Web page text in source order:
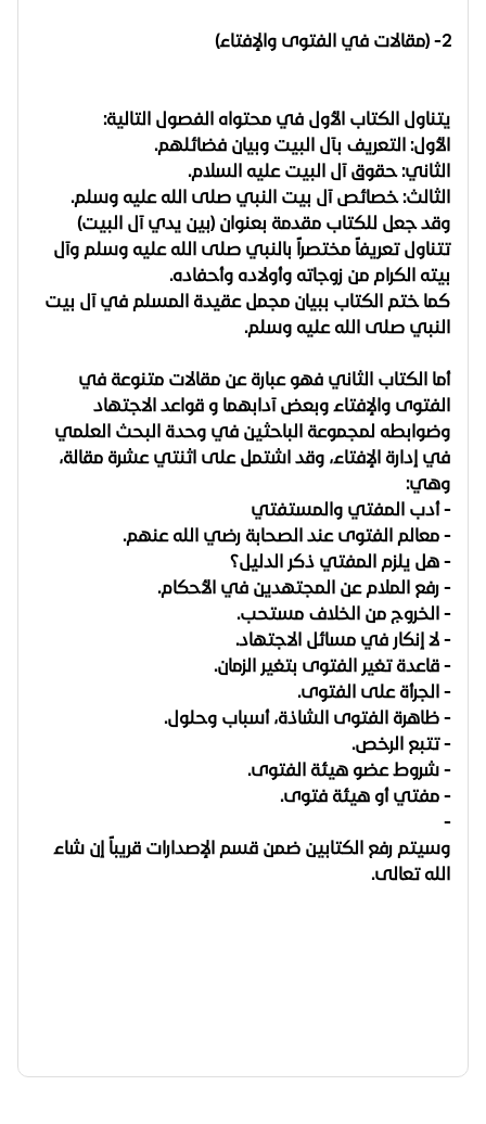
2- (مقالات في الفتوى والإفتاء)
يتناول الكتاب الأول في محتواه الفصول التالية:
الأول: التعريف بآل البيت وبيان فضائلهم.
الثاني: حقوق آل البيت عليه السلام.
الثالث: خصائص آل بيت النبي صلى الله عليه وسلم.
وقد جعل للكتاب مقدمة بعنوان (بين يدي آل البيت)
تتناول تعريفاً مختصراً بالنبي صلى الله عليه وسلم وآل
بيته الكرام من زوجاته وأولاده وأحفاده.
كما ختم الكتاب ببيان مجمل عقيدة المسلم في آل بيت
النبي صلى الله عليه وسلم.
أما الكتاب الثاني فهو عبارة عن مقالات متنوعة في
الفتوى والإفتاء وبعض آدابهما و قواعد الاجتهاد
وضوابطه لمجموعة الباحثين في وحدة البحث العلمي
في إدارة الإفتاء، وقد اشتمل على اثنتي عشرة مقالة،
وهي:
- أدب المفتي والمستفتي
- معالم الفتوى عند الصحابة رضي الله عنهم.
- هل يلزم المفتي ذكر الدليل؟
- رفع الملام عن المجتهدين في الأحكام.
- الخروج من الخلاف مستحب.
- لا إنكار في مسائل الاجتهاد.
- قاعدة تغير الفتوى بتغير الزمان.
- الجرأة على الفتوى.
- ظاهرة الفتوى الشاذة، أسباب وحلول.
- تتبع الرخص.
- شروط عضو هيئة الفتوى.
- مفتي أو هيئة فتوى.
-
وسيتم رفع الكتابين ضمن قسم الإصدارات قريباً إن شاء
الله تعالى.